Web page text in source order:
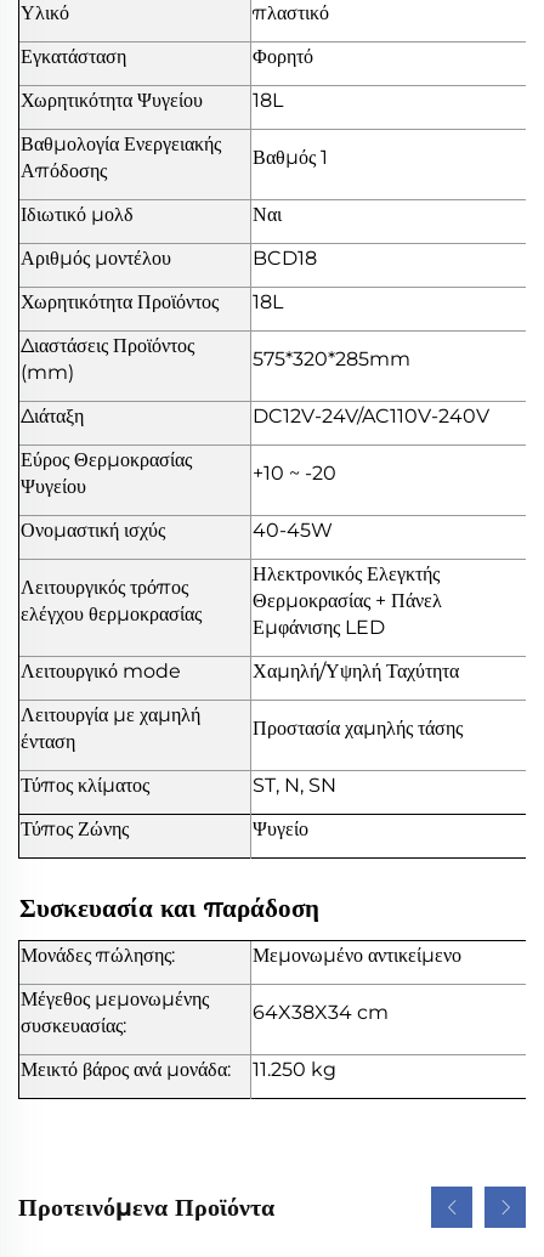
Υλικό
πλαστικό
Εγκατάσταση
Φορητό
Χωρητικότητα Ψυγείου
18L
Βαθμολογία Ενεργειακής
Απόδοσης
Βαθμός 1
Ιδιωτικό μολδ
Ναι
Αριθμός μοντέλου
BCD18
Χωρητικότητα Προϊόντος
18L
Διαστάσεις Προϊόντος
(mm)
575*320*285mm
Διάταξη
DC12V-24V/AC110V-240V
Εύρος Θερμοκρασίας
Ψυγείου
+10 ~ -20
Ονομαστική ισχύς 40-45W
Λειτουργικός τρόπος
ελέγχου θερμοκρασίας
Ηλεκτρονικός Ελεγκτής
Θερμοκρασίας + Πάνελ
Εμφάνισης LED
Λειτουργικό mode
Χαμηλή/Υψηλή Ταχύτητα
Λειτουργία με χαμηλή
ένταση
Προστασία χαμηλής τάσης
Τύπος κλίματος
ST, N, SN
Τύπος Ζώνης
Ψυγείο
Συσκευασία και παράδοση
Μονάδες πώλησης:
Μεμονωμένο αντικείμενο
Μέγεθος μεμονωμένης
συσκευασίας:
64X38X34 cm
Μεικτό βάρος ανά μονάδα: 11.250 kg
Προτεινόμενα Προϊόντα